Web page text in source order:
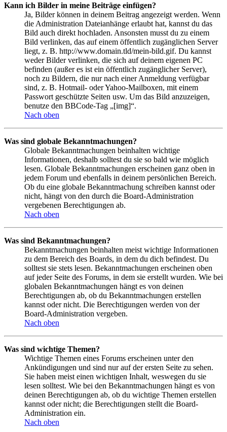
Kann ich Bilder in meine Beiträge einfügen?
Ja, Bilder können in deinem Beitrag angezeigt werden. Wenn
die Administration Dateianhänge erlaubt hat, kannst du das
Bild auch direkt hochladen. Ansonsten musst du zu einem
Bild verlinken, das auf einem öffentlich zugänglichen Server
liegt, z. B. http://www.domain.tld/mein-bild.gif. Du kannst
weder Bilder verlinken, die sich auf deinem eigenen PC
befinden (außer es ist ein öffentlich zugänglicher Server),
noch zu Bildern, die nur nach einer Anmeldung verfügbar
sind, z. B. Hotmail- oder Yahoo-Mailboxen, mit einem
Passwort geschützte Seiten usw. Um das Bild anzuzeigen,
benutze den BBCode-Tag „[img]“.
Nach oben
Was sind globale Bekanntmachungen?
Globale Bekanntmachungen beinhalten wichtige
Informationen, deshalb solltest du sie so bald wie möglich
lesen. Globale Bekanntmachungen erscheinen ganz oben in
jedem Forum und ebenfalls in deinem persönlichen Bereich.
Ob du eine globale Bekanntmachung schreiben kannst oder
nicht, hängt von den durch die Board-Administration
vergebenen Berechtigungen ab.
Nach oben
Was sind Bekanntmachungen?
Bekanntmachungen beinhalten meist wichtige Informationen
zu dem Bereich des Boards, in dem du dich befindest. Du
solltest sie stets lesen. Bekanntmachungen erscheinen oben
auf jeder Seite des Forums, in dem sie erstellt wurden. Wie bei
globalen Bekanntmachungen hängt es von deinen
Berechtigungen ab, ob du Bekanntmachungen erstellen
kannst oder nicht. Die Berechtigungen werden von der
Board-Administration vergeben.
Nach oben
Was sind wichtige Themen?
Wichtige Themen eines Forums erscheinen unter den
Ankündigungen und sind nur auf der ersten Seite zu sehen.
Sie haben meist einen wichtigen Inhalt, weswegen du sie
lesen solltest. Wie bei den Bekanntmachungen hängt es von
deinen Berechtigungen ab, ob du wichtige Themen erstellen
kannst oder nicht; die Berechtigungen stellt die Board-
Administration ein.
Nach oben